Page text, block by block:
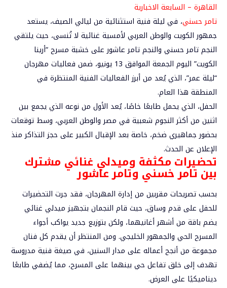
القاهرة – السابعة الاخبارية
تامر حسني، في ليلة فنية استثنائية من ليالي الصيف، يستعد
جمهور الكويت والوطن العربي لأمسية غنائية لا تُنسى، حيث يلتقي
النجمتامر حسني والنجمتامر عاشورعلى خشبة مسرح “أرينا
الكويت” اليوم الجمعة الموافق 13 يونيو، ضمن فعاليات مهرجان
“ليلة عمر”، الذي يُعد من أبرز الفعاليات الفنية المنتظرة في
المنطقة هذا العام.
الحفل، الذي يحمل طابعًا خاصًا، يُعد الأول من نوعه الذي يجمع بين
اثنين من أكثر النجوم شعبية في مصر والوطن العربي، وسط توقعات
بحضور جماهيري ضخم، خاصة بعد الإقبال الكبير على حجز التذاكر منذ
الإعلان عن الحدث.
تحضيرات مكثفة وميدلي غنائي مشترك
بين تامر خسني وتامر عاشور
بحسب تصريحات مقربين من إدارة المهرجان، فقد جرت التحضيرات
للحفل على قدم وساق، حيث قام النجمان بتجهيز ميدلي غنائي
يضم باقة من أشهر أغانيهما، ولكن بتوزيع جديد يواكب أجواء
المسرح الحي والجمهور الخليجي. ومن المنتظر أن يقدم كل فنان
مجموعة من أنجح أعماله على مدار السنين، في صيغة فنية مدروسة
تهدف إلى خلق تفاعل حي بينهما على المسرح، مما يُضفي طابعًا
ديناميكيًا على العرض.